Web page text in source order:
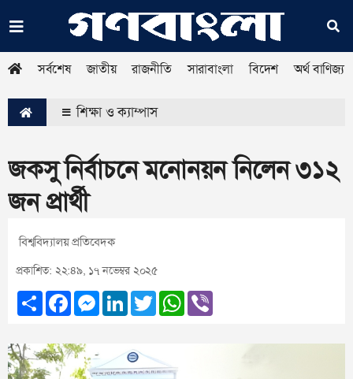
সর্বশেষ জাতীয় রাজনীতি সারাবাংলা বিদেশ অর্থ বাণিজ্য
শিক্ষা ও ক্যাম্পাস
জকসু নির্বাচনে মনোনয়ন নিলেন ৩১২
জন প্রার্থী
বিশ্ববিদ্যালয় প্রতিবেদক
প্রকাশিত: ২২:৪৯, ১৭ নভেম্বর ২০২৫
ShareFacebookMessenger
LinkedInTwitterWhatsApp